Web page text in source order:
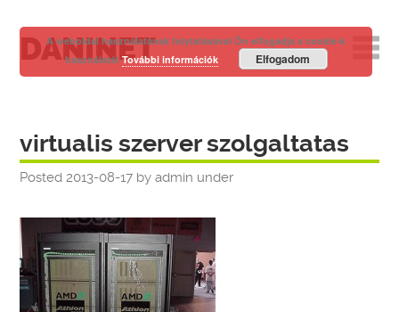
DANINET
virtualis szerver szolgaltatas
Posted2013-08-17 byadmin under
A weboldal használatának folytatásával Ön elfogadja a cookie-k
használatátTovábbi információk Elfogadom